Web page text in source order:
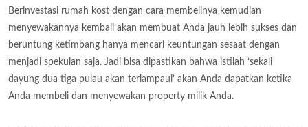
Berinvestasi rumah kost dengan cara membelinya kemudian
menyewakannya kembali akan membuat Anda jauh lebih sukses dan
beruntung ketimbang hanya mencari keuntungan sesaat dengan
menjadi spekulan saja. Jadi bisa dipastikan bahwa istilah ‘sekali
dayung dua tiga pulau akan terlampaui’ akan Anda dapatkan ketika
Anda membeli dan menyewakan property milik Anda.